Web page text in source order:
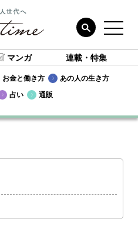
マンガ 連載・特集
お金と働き方
あの人の生き方
占い 通販